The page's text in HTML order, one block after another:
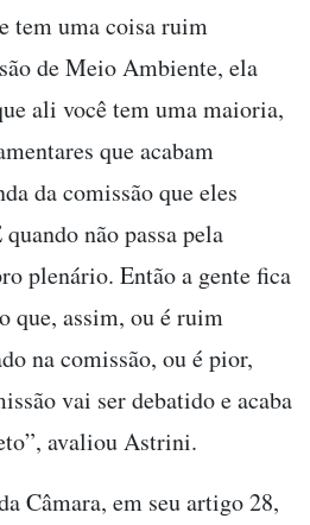
tem uma coisa ruim
de Meio Ambiente, ela
ali você tem uma maioria,
que acabam
da comissão que eles
não passa pela
plenário. Então a gente fica
que, assim, ou é ruim
na comissão, ou é pior,
vai ser debatido e acaba
avaliou Astrini.
Câmara, em seu artigo 28,